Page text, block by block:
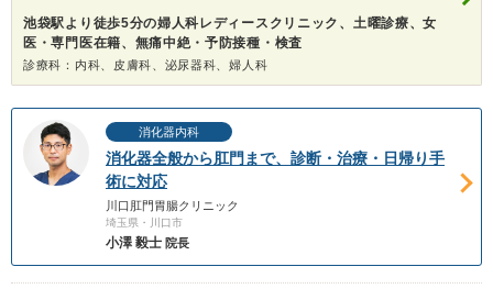
池袋駅より徒歩5分の婦人科レディースクリニック、土曜診療、女
医・専門医在籍、無痛中絶・予防接種・検査
診療科：内科、皮膚科、泌尿器科、婦人科
消化器内科
消化器全般から肛門まで、診断・治療・日帰り手
術に対応
川口肛門胃腸クリニック
埼玉県・川口市
小澤 毅士 院長